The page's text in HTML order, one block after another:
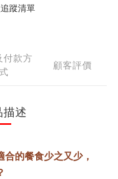
蹤清單
付款方
顧客評價
述
的餐食少之又少，